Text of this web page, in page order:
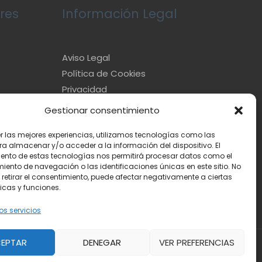
Gestionar consentimiento
las mejores experiencias, utilizamos tecnologías como las
almacenar y/o acceder a la información del dispositivo. El
de estas tecnologías nos permitirá procesar datos como el
de navegación o las identificaciones únicas en este sitio. No
el consentimiento, puede afectar negativamente a ciertas
y funciones.
servicios
DENEGAR VER PREFERENCIAS
Información Legal
Aviso Legal
Política de Cookies
Privacidad